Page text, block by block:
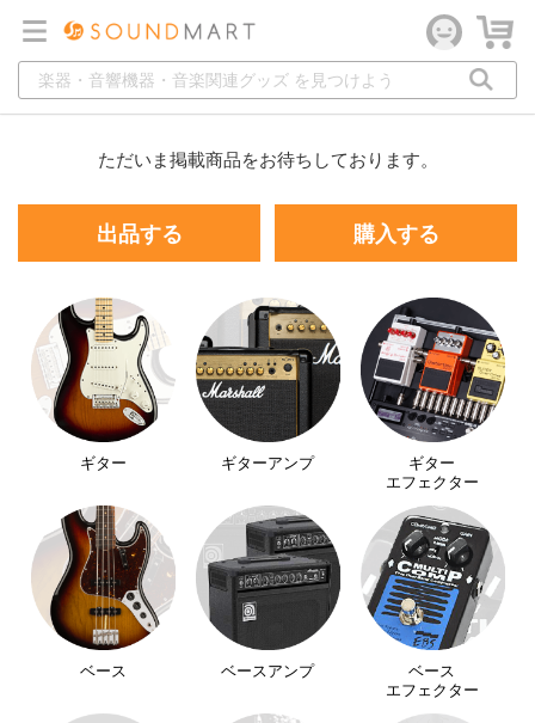
ただいま掲載商品をお待ちしております。
出品する 購入する
ギター ギターアンプ
ギター
エフェクター
ベース ベースアンプ
ベース
エフェクター